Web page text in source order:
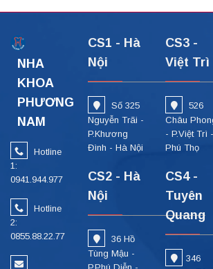
NHA
KHOA
PHƯƠNG
NAM
Hotline
1:
0941.944.977
Hotline
2:
0855.88.22.77
CS1 - Hà
Nội
Số 325
Nguyễn Trãi -
P.Khương
Đình - Hà Nội
CS2 - Hà
Nội
36 Hồ
Tùng Mậu -
CS3 -
Việt Trì
526
Châu
- P.Việt Trì -
Phú Thọ
CS4 -
Tuyên
Quang
346